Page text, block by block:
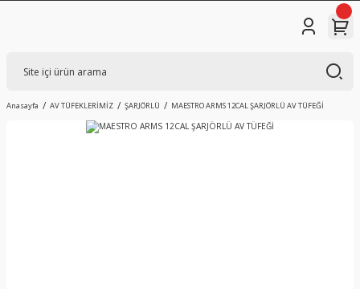
Anasayfa AV TÜFEKLERİMİZ ŞARJÖRLÜ MAESTRO ARMS 12CAL ŞARJÖRLÜ AV TÜFEĞİ